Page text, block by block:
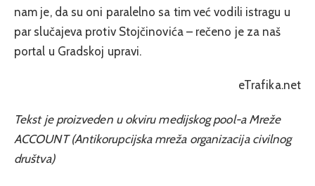
nam je, da su oni paralelno sa tim već vodili istragu u
par slučajeva protiv Stojčinovića – rečeno je za naš
portal u Gradskoj upravi.
eTrafika.net
Tekst je proizveden u okviru medijskog pool-a Mreže
ACCOUNT (Antikorupcijska mreža organizacija civilnog
društva)